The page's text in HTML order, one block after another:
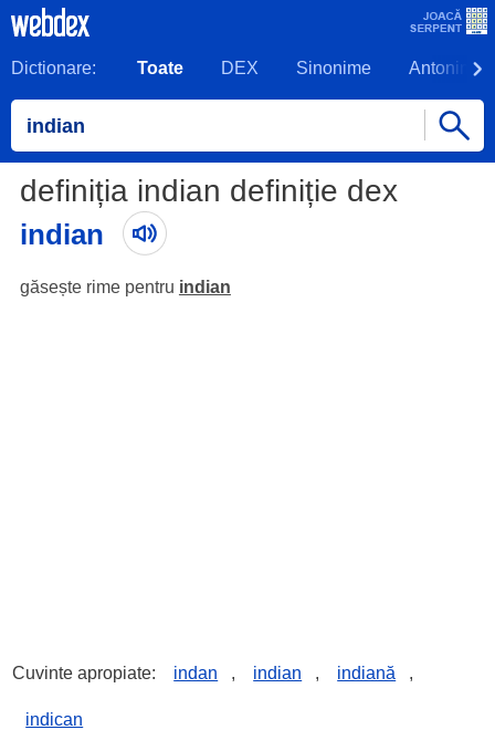
Dictionare: Toate DEX Sinonime Antonime
definiția indian definiție dex
indian
găsește rime pentru indian
Cuvinte apropiate: indan , indian , indiană ,
indican